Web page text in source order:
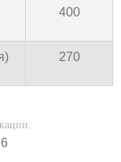
400
270